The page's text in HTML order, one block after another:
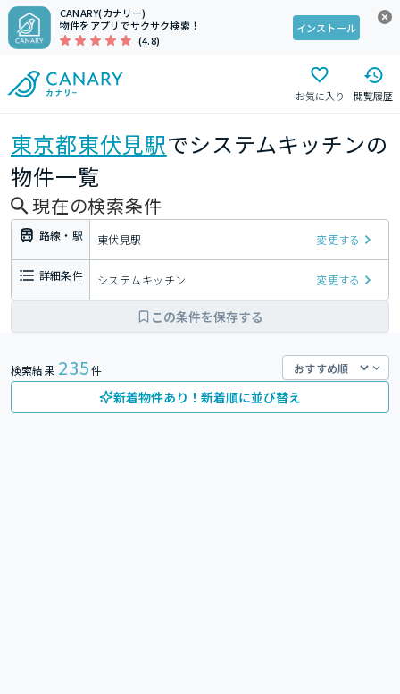
CANARY(カナリー)
物件をアプリでサクサク検索！
(4.8)
インストール
お気に入り 閲覧履歴
東京都東伏見駅でシステムキッチンの
物件一覧
現在の検索条件
路線・駅 東伏見駅 変更する
詳細条件 システムキッチン 変更する
この条件を保存する
検索結果 235件
新着物件あり！新着順に並び替え